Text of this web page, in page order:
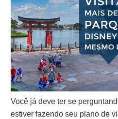
Você já deve ter se
estiver fazendo seu plano de